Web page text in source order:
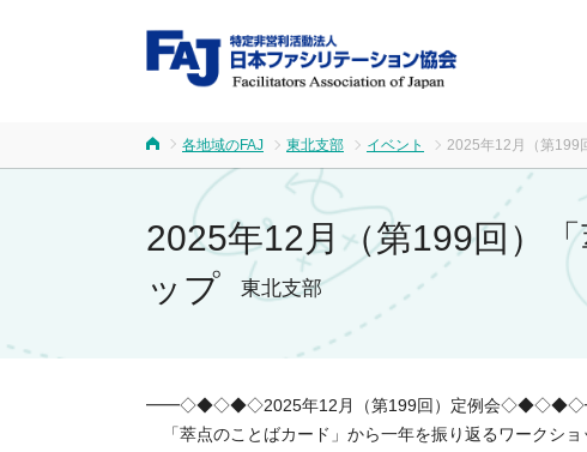
各地域のFAJ 東北支部 イベント 2025年12月（第199
2025年12月（第199回）
ップ
東北支部
━━◇◆◇◆◇2025年12月（第199回）定例会
「萃点のことばカード」から一年を振り返るワークショ